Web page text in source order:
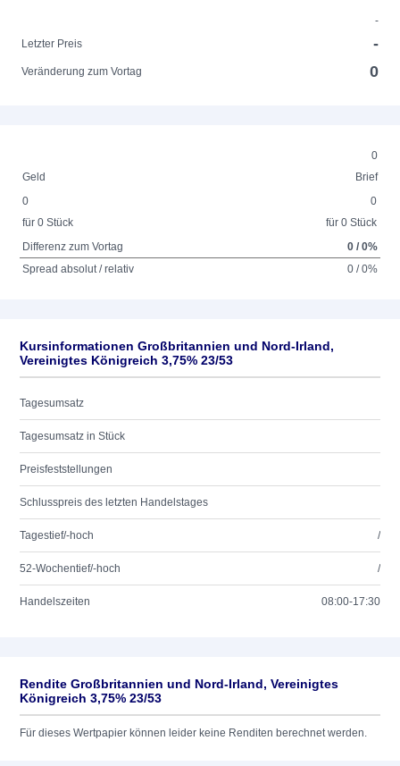
-
Letzter Preis
-
Veränderung zum Vortag 0
0
Geld
Brief
0
für 0 Stück
0
für 0 Stück
Differenz zum Vortag
0 / 0%
Spread absolut / relativ
0 / 0%
Kursinformationen Großbritannien und Nord-Irland,
Vereinigtes Königreich 3,75% 23/53
Tagesumsatz
Tagesumsatz in Stück
Preisfeststellungen
Schlusspreis des letzten Handelstages
Tagestief/-hoch /
52-Wochentief/-hoch /
Handelszeiten 08:00-17:30
Rendite Großbritannien und Nord-Irland, Vereinigtes
Königreich 3,75% 23/53
Für dieses Wertpapier können leider keine Renditen berechnet werden.